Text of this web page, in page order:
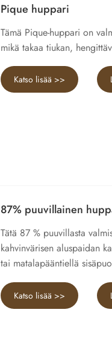
Pique huppari
Tämä Pique-huppari on
mikä takaa tiukan,
Katso lisää >>
87% puuvillainen
Tätä 87 % puuvillasta
kahvinvärisen aluspaidan
tai matalapääntiellä
Katso lisää >>